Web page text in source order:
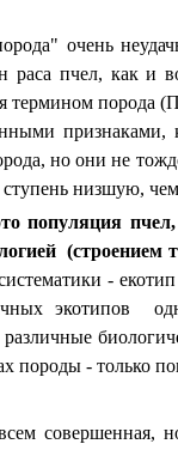
очень
раса пчел, как
термином
признаками,
но они не
ступень низшую,
популяция
(строением
-
экотипов
породы - только
совершенная,